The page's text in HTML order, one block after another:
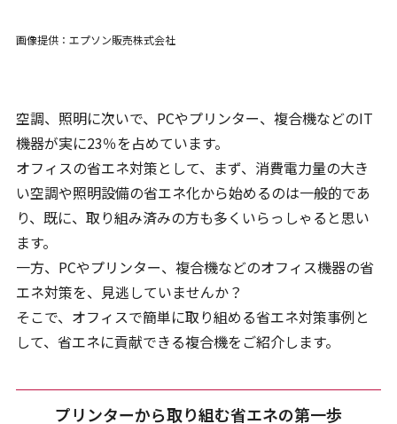
画像提供：エプソン販売株式会社
空調、照明に次いで、PCやプリンター、複合機などのIT
機器が実に23％を占めています。
オフィスの省エネ対策として、まず、消費電力量の大き
い空調や照明設備の省エネ化から始めるのは一般的であ
り、既に、取り組み済みの方も多くいらっしゃると思い
ます。
一方、PCやプリンター、複合機などのオフィス機器の省
エネ対策を、見逃していませんか？
そこで、オフィスで簡単に取り組める省エネ対策事例と
して、省エネに貢献できる複合機をご紹介します。
プリンターから取り組む省エネの第一歩